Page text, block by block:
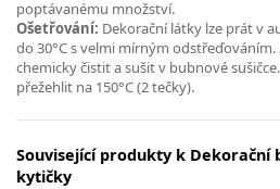
poptávanému množství.
Ošetřování: Dekorační látky lze prát v
do 30°C s velmi mírným
chemicky čistit a sušit v bubnové
přežehlit na 150°C (2 tečky).
Související produkty k Dekorační
kytičky